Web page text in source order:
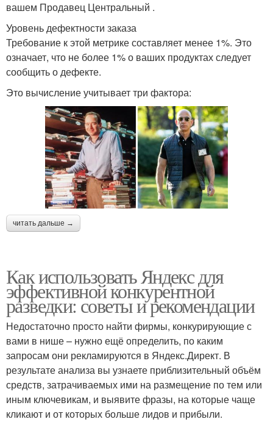
вашем Продавец Центральный .
Уровень дефектности заказа
Требование к этой метрике составляет менее 1%. Это
означает, что не более 1% о ваших продуктах следует
сообщить о дефекте.
Это вычисление учитывает три фактора:
читать дальше →
Как использовать Яндекс для
эффективной конкурентной
разведки: советы и рекомендации
Недостаточно просто найти фирмы, конкурирующие с
вами в нише – нужно ещё определить, по каким
запросам они рекламируются в Яндекс.Директ. В
результате анализа вы узнаете приблизительный объём
средств, затрачиваемых ими на размещение по тем или
иным ключевикам, и выявите фразы, на которые чаще
кликают и от которых больше лидов и прибыли.